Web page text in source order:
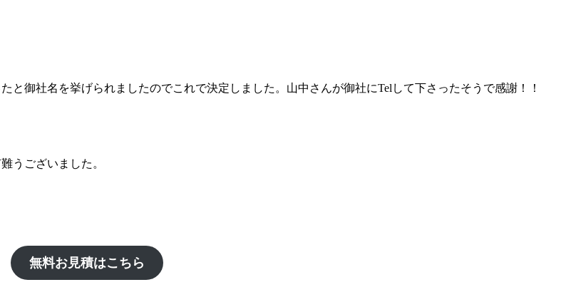
と御社名を挙げられましたのでこれで決定しました。山中さんが御社にTelして下さったそうで感謝！！
うございました。
無料お見積はこちら